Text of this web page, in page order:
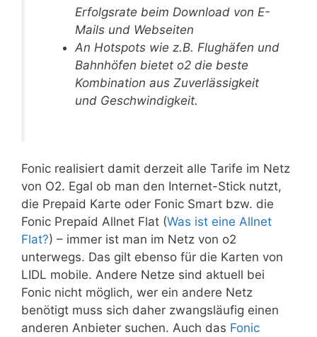
Erfolgsrate beim Download von E-
Mails und Webseiten
An Hotspots wie z.B. Flughäfen und
Bahnhöfen bietet o2 die beste
Kombination aus Zuverlässigkeit
und Geschwindigkeit.
Fonic realisiert damit derzeit alle Tarife im Netz
von O2. Egal ob man den Internet-Stick nutzt,
die Prepaid Karte oder Fonic Smart bzw. die
Fonic Prepaid Allnet Flat (Was ist eine Allnet
Flat?) – immer ist man im Netz von o2
unterwegs. Das gilt ebenso für die Karten von
LIDL mobile. Andere Netze sind aktuell bei
Fonic nicht möglich, wer ein andere Netz
benötigt muss sich daher zwangsläufig einen
anderen Anbieter suchen. Auch das Fonic